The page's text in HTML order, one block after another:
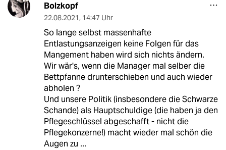
Bolzkopf
22.08.2021, 14:47 Uhr
So lange selbst massenhafte
Entlastungsanzeigen keine Folgen für das
Mangement haben wird sich nichts ändern.
Wir wär's, wenn die Manager mal selber die
Bettpfanne drunterschieben und auch wieder
abholen ?
Und unsere Politik (insbesondere die Schwarze
Schande) als Hauptschuldige (die haben ja den
Pflegeschlüssel abgeschafft - nicht die
Pflegekonzerne!) macht wieder mal schön die
Augen zu ...